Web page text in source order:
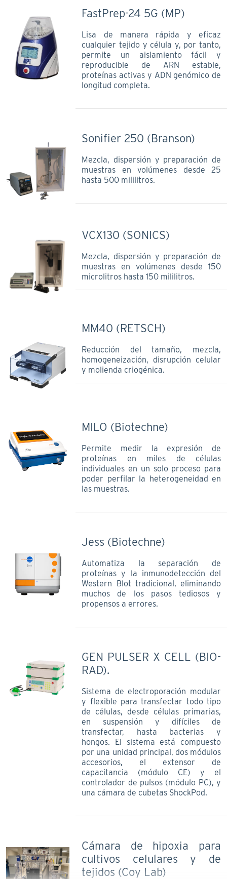
FastPrep-24 5G (MP)
Lisa de manera rápida y eficaz
cualquier tejido y célula y, por tanto,
permite un aislamiento fácil y
reproducible de ARN estable,
proteínas activas y ADN genómico de
longitud completa.
Sonifier 250 (Branson)
Mezcla, dispersión y preparación de
muestras en volúmenes desde 25
hasta 500 mililitros.
VCX130 (SONICS)
Mezcla, dispersión y preparación de
muestras en volúmenes desde 150
microlitros hasta 150 mililitros.
MM40 (RETSCH)
Reducción del tamaño, mezcla,
homogeneización, disrupción celular
y molienda criogénica.
MILO (Biotechne)
Permite medir la expresión de
proteínas en miles de células
individuales en un solo proceso para
poder perfilar la heterogeneidad en
las muestras.
Jess (Biotechne)
Automatiza la separación de
proteínas y la inmunodetección del
Western Blot tradicional, eliminando
muchos de los pasos tediosos y
propensos a errores.
GEN PULSER X CELL (BIO-
RAD).
Sistema de electroporación modular
y flexible para transfectar todo tipo
de células, desde células primarias,
en suspensión y difíciles de
transfectar, hasta bacterias y
hongos. El sistema está compuesto
por una unidad principal, dos módulos
accesorios, el extensor de
capacitancia (módulo CE) y el
controlador de pulsos (módulo PC), y
una cámara de cubetas ShockPod.
Cámara de hipoxia para
cultivos celulares y de
tejidos (Coy Lab)